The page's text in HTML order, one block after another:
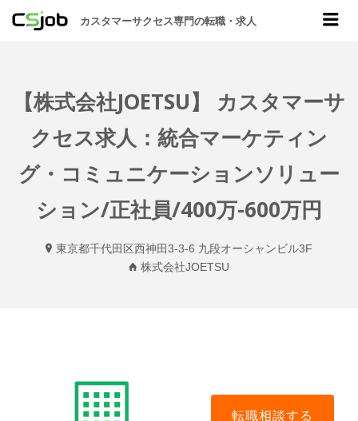
CSJOB
カスタマーサクセス専門の転職・求人
【株式会社JOETSU】 カスタマーサ
クセス求人：統合マーケティン
グ・コミュニケーションソリュー
ション/正社員/400万-600万円
東京都千代田区西神田3-3-6 九段オーシャンビル3F
株式会社JOETSU